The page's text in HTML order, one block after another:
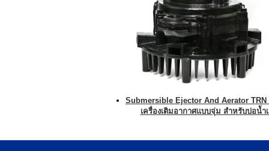
Submersible Ejector And Aerator TRN
เครื่องเติมอากาศแบบจุ่ม สำหรับบ่อน้ำ